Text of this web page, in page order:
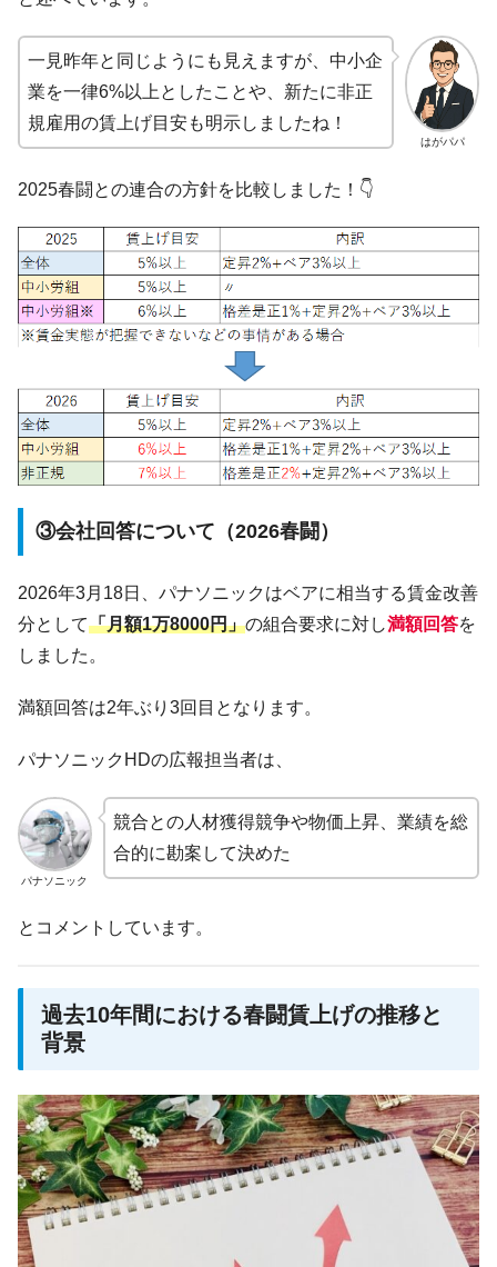
はがパパ
一見昨年と同じようにも見えますが、中小企
業を一律6%以上としたことや、新たに非正
規雇用の賃上げ目安も明示しましたね！
2025春闘との連合の方針を比較しました！👇
③会社回答について（2026春闘）
2026年3月18日、パナソニックはベアに相当する賃金改善
分として「月額1万8000円」の組合要求に対し満額回答を
しました。
満額回答は2年ぶり3回目となります。
パナソニックHDの広報担当者は、
パナソニック
競合との人材獲得競争や物価上昇、業績を総
合的に勘案して決めた
とコメントしています。
過去10年間における春闘賃上げの推移と
背景